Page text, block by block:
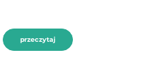
przeczytaj